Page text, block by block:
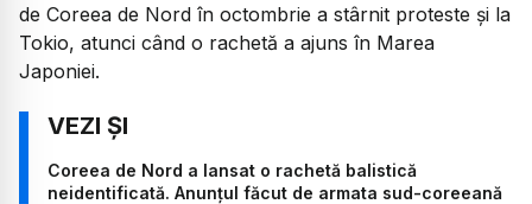
de Coreea de Nord în octombrie a stârnit proteste și la
Tokio, atunci când o rachetă a ajuns în Marea
Japoniei.
Coreea de Nord a lansat o rachetă balistică
neidentificată. Anunțul făcut de armata sud-coreeană